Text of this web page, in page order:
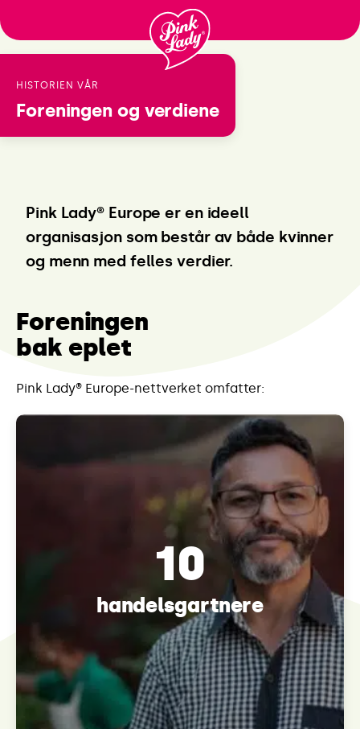
au
contenu
HISTORIEN VÅR
Foreningen og verdiene
Pink Lady® Europe er en ideell
organisasjon som består av både kvinner
og menn med felles verdier.
Foreningen
bak eplet
Pink Lady® Europe-nettverket omfatter:
10
handelsgartnere